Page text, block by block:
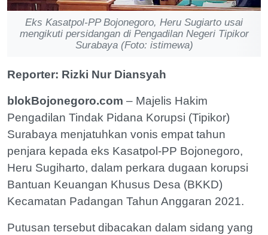
Eks Kasatpol-PP Bojonegoro, Heru Sugiarto usai
mengikuti persidangan di Pengadilan Negeri Tipikor
Surabaya (Foto: istimewa)
Reporter: Rizki Nur Diansyah
blokBojonegoro.com – Majelis Hakim
Pengadilan Tindak Pidana Korupsi (Tipikor)
Surabaya menjatuhkan vonis empat tahun
penjara kepada eks Kasatpol-PP Bojonegoro,
Heru Sugiharto, dalam perkara dugaan korupsi
Bantuan Keuangan Khusus Desa (BKKD)
Kecamatan Padangan Tahun Anggaran 2021.
Putusan tersebut dibacakan dalam sidang yang